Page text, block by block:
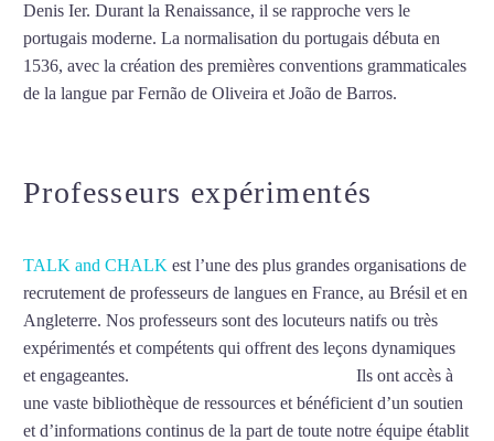
Denis Ier. Durant la Renaissance, il se rapproche vers le
portugais moderne. La normalisation du portugais débuta en
1536, avec la création des premières conventions grammaticales
de la langue par Fernão de Oliveira et João de Barros.
Professeurs expérimentés
TALK and CHALK est l’une des plus grandes organisations de
recrutement de professeurs de langues en France, au Brésil et en
Angleterre. Nos professeurs sont des locuteurs natifs ou très
expérimentés et compétents qui offrent des leçons dynamiques
et engageantes.
Ils ont accès à
une vaste bibliothèque de ressources et bénéficient d’un soutien
et d’informations continus de la part de toute notre équipe établit